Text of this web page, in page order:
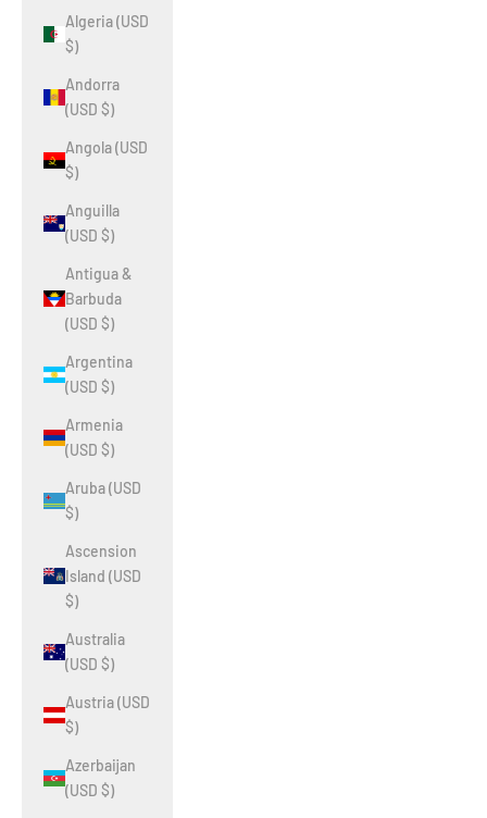
Algeria (USD
$)
Andorra
(USD $)
Angola (USD
$)
Anguilla
(USD $)
Antigua &
Barbuda
(USD $)
Argentina
(USD $)
Armenia
(USD $)
Aruba (USD
$)
Ascension
Island (USD
$)
Australia
(USD $)
Austria (USD
$)
Azerbaijan
(USD $)